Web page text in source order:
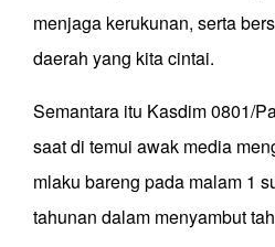
menjaga kerukunan, serta
daerah yang kita cintai.
Semantara itu Kasdim 0801/
saat di temui awak media
mlaku bareng pada malam 1
tahunan dalam menyambut